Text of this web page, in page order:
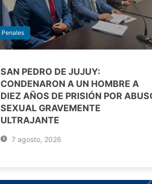
Penales
SAN PEDRO DE JUJUY:
CONDENARON A UN HOMBRE A
DIEZ AÑOS DE PRISIÓN POR
SEXUAL GRAVEMENTE
ULTRAJANTE
7 agosto, 2026